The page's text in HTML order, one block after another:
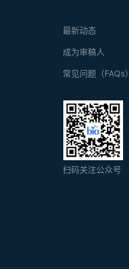
最新动态
成为审稿人
常见问题（FAQs）
扫码关注公众号